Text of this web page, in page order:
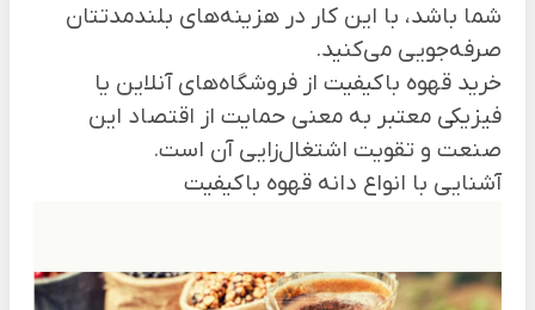
شما باشد، با این کار در هزینه‌های بلندمدتتان
صرفه‌جویی می‌کنید.
خرید قهوه باکیفیت از فروشگاه‌های آنلاین یا
فیزیکی معتبر به معنی حمایت از اقتصاد این
صنعت و تقویت اشتغال‌زایی آن است.
آشنایی با انواع دانه قهوه باکیفیت